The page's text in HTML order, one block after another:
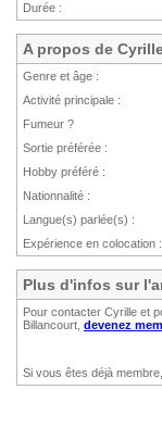
Durée :
A propos de
Genre et âge :
Activité principale :
Fumeur ?
Sortie préférée :
Hobby préféré :
Nationnalité :
Langue(s) parlée(s) :
Expérience en colocation :
Plus d'infos sur
Pour contacter Cyrille et
Billancourt, devenez
Si vous êtes déjà